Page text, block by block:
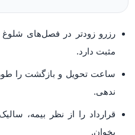
رزرو زودتر در فصل‌های
مثبت دارد.
ساعت تحویل و بازگشت را
ندهی.
قرارداد را از نظر بیمه،
بخوان.